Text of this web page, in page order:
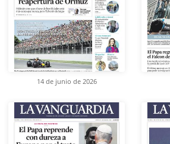
14 de junio de 2026